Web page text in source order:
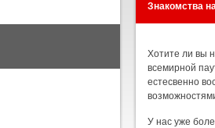
Знакомства
Хотите ли вы
всемирной
естесвенно
У нас уже